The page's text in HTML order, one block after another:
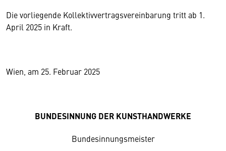
Die vorliegende Kollektivvertragsvereinbarung tritt ab 1.
April 2025 in Kraft.
Wien, am 25. Februar 2025
BUNDESINNUNG DER KUNSTHANDWERKE
Bundesinnungsmeister